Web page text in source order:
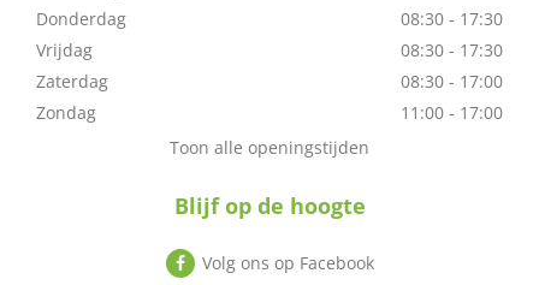
Donderdag
08:30 - 17:30
Vrijdag
08:30 - 17:30
Zaterdag
08:30 - 17:00
Zondag
11:00 - 17:00
Toon alle openingstijden
Blijf op de hoogte
Volg ons op Facebook